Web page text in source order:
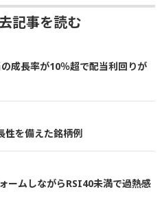
記事を読む
成長率が10％超で配当利回りが
性を備えた銘柄例
ームしながらRSI40未満で過熱感